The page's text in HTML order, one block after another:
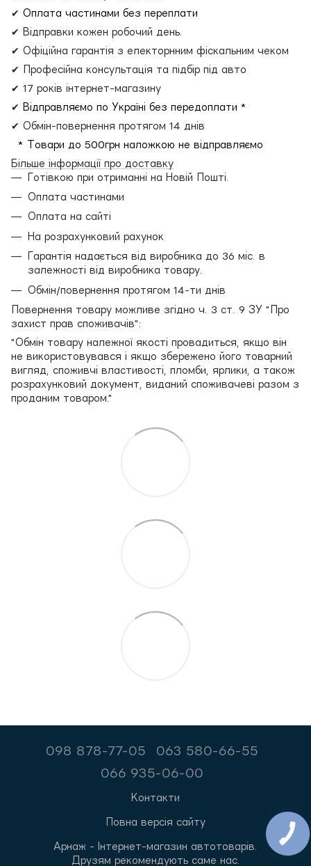
✔ Оплата частинами без переплати
✔ Відправки кожен робочий день.
✔ Офіційна гарантія з електорнним фіскальним чеком
✔ Професійна консультація та підбір під авто
✔ 17 років інтернет-магазину
✔ Відправляємо по Україні без передоплати *
✔ Обмін-повернення протягом 14 днів
* Товари до 500грн наложкою не відправляємо
Більше інформації про доставку
Готівкою при отриманні на Новій Пошті.
Оплата частинами
Оплата на сайті
На розрахунковий рахунок
Гарантія надається від виробника до 36 міс. в
залежності від виробника товару.
Обмін/повернення протягом 14-ти днів
Повернення товару можливе згідно ч. 3 ст. 9 ЗУ "Про
захист прав споживачів":
"Обмін товару належної якості провадиться, якщо він
не використовувався і якщо збережено його товарний
вигляд, споживчі властивості, пломби, ярлики, а також
розрахунковий документ, виданий споживачеві разом з
проданим товаром."
098 878-77-05
063 580-66-55
066 935-06-00
Контакти
Повна версія сайту
Арнаж - Інтернет-магазин автотоварів.
Друзям рекомендують саме нас.